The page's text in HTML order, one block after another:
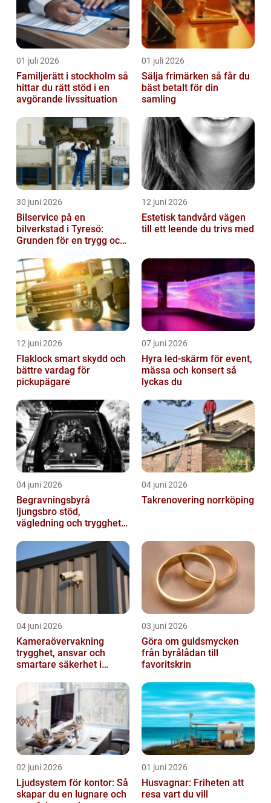
01 juli 2026
Familjerätt i stockholm så
hittar du rätt stöd i en
avgörande livssituation
01 juli 2026
Sälja frimärken så får du
bäst betalt för din
samling
30 juni 2026
Bilservice på en
bilverkstad i Tyresö:
Grunden för en trygg och
12 juni 2026
Estetisk tandvård vägen
till ett leende du trivs med
12 juni 2026
Flaklock smart skydd och
bättre vardag för
pickupägare
07 juni 2026
Hyra led-skärm för event,
mässa och konsert så
lyckas du
04 juni 2026
Begravningsbyrå
ljungsbro stöd,
vägledning och trygghet
04 juni 2026
Takrenovering norrköping
04 juni 2026
Kameraövervakning
trygghet, ansvar och
smartare säkerhet i
03 juni 2026
Göra om guldsmycken
från byrålådan till
favoritskrin
02 juni 2026
Ljudsystem för kontor: Så
skapar du en lugnare och
01 juni 2026
Husvagnar: Friheten att
resa vart du vill